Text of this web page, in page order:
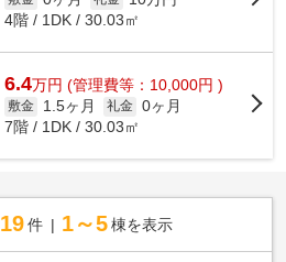
4階 / 1DK / 30.03㎡
6.4万円 (管理費等：10,000円 )
敷金 1.5ヶ月 礼金 0ヶ月
7階 / 1DK / 30.03㎡
19 件 1～5 棟を表示